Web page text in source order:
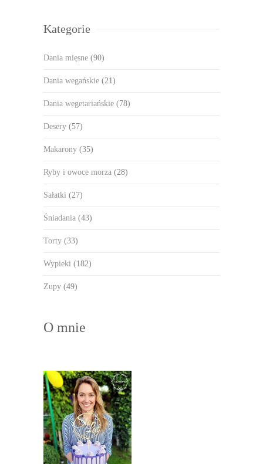
Kategorie
Dania mięsne (90)
Dania wegańskie (21)
Dania wegetariańskie (78)
Desery (57)
Makarony (35)
Ryby i owoce morza (28)
Sałatki (27)
Śniadania (43)
Torty (33)
Wypieki (182)
Zupy (49)
O mnie